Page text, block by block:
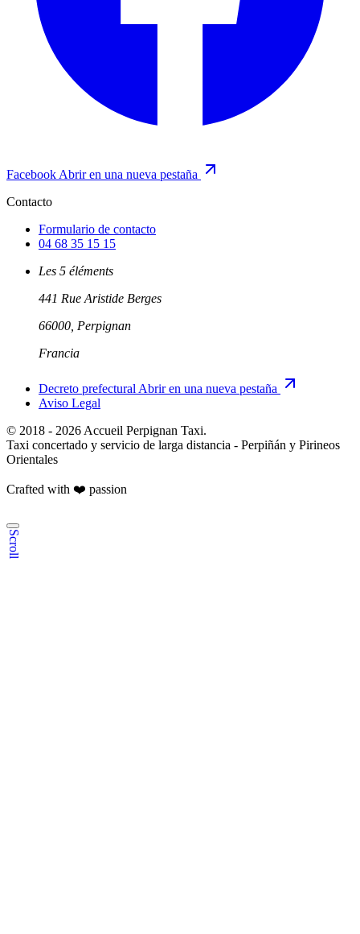
Facebook Abrir en una nueva pestaña
Contacto
Formulario de contacto
04 68 35 15 15
Les 5 éléments
441 Rue Aristide Berges
66000, Perpignan
Francia
Decreto prefectural Abrir en una nueva pestaña
Aviso Legal
© 2018 - 2026 Accueil Perpignan Taxi.
Taxi concertado y servicio de larga distancia - Perpiñán y Pirineos
Orientales
Crafted with ❤️ passion
Scroll